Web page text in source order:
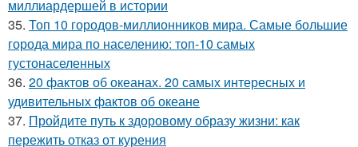
миллиардершей в истории
35. Топ 10 городов-миллионников мира. Самые большие
города мира по населению: топ-10 самых
густонаселенных
36. 20 фактов об океанах. 20 самых интересных и
удивительных фактов об океане
37. Пройдите путь к здоровому образу жизни: как
пережить отказ от курения